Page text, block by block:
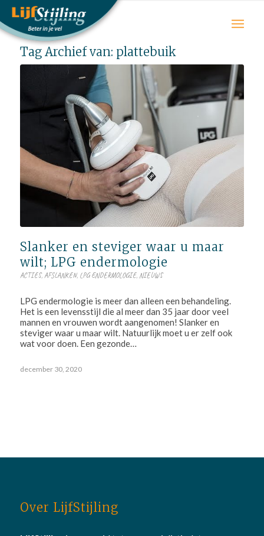
Tag Archief van: plattebuik
Slanker en steviger waar u maar
wilt; LPG endermologie
ACTIES,AFSLANKEN, LPG ENDERMOLOGIE, NIEUWS
LPG endermologie is meer dan alleen een behandeling.
Het is een levensstijl die al meer dan 35 jaar door veel
mannen en vrouwen wordt aangenomen! Slanker en
steviger waar u maar wilt. Natuurlijk moet u er zelf ook
wat voor doen. Een gezonde…
december 30, 2020
Over LijfStijling